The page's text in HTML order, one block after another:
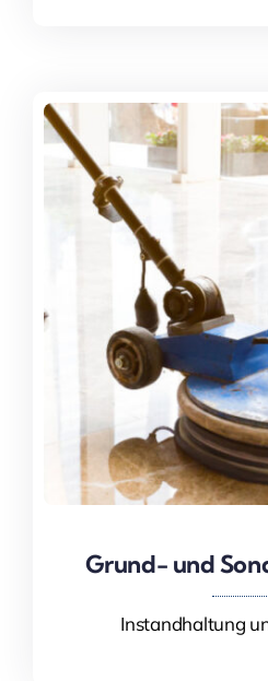
Grund- und
Instandhaltung
Grund- und
Mehr